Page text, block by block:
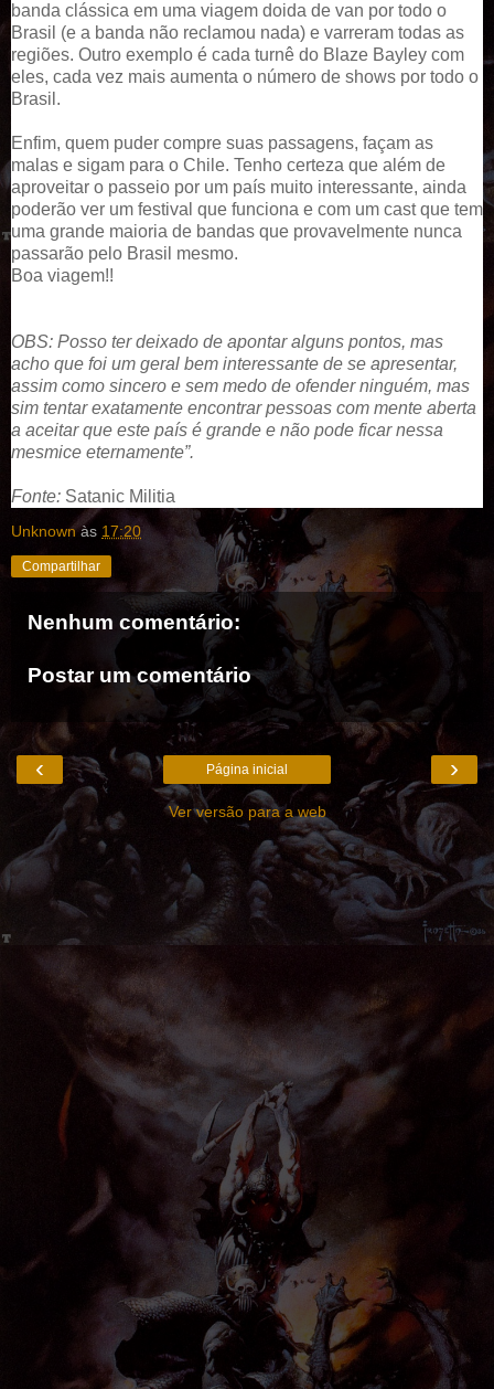
banda clássica em uma viagem doida de van por todo o
Brasil (e a banda não reclamou nada) e varreram todas as
regiões. Outro exemplo é cada turnê do Blaze Bayley com
eles, cada vez mais aumenta o número de shows por todo o
Brasil.
Enfim, quem puder compre suas passagens, façam as
malas e sigam para o Chile. Tenho certeza que além de
aproveitar o passeio por um país muito interessante, ainda
poderão ver um festival que funciona e com um cast que tem
uma grande maioria de bandas que provavelmente nunca
passarão pelo Brasil mesmo.
Boa viagem!!
OBS: Posso ter deixado de apontar alguns pontos, mas
acho que foi um geral bem interessante de se apresentar,
assim como sincero e sem medo de ofender ninguém, mas
sim tentar exatamente encontrar pessoas com mente aberta
a aceitar que este país é grande e não pode ficar nessa
mesmice eternamente”.
Fonte: Satanic Militia
Unknown às 17:20
Compartilhar
Nenhum comentário:
Postar um comentário
‹ ›
Página inicial
Ver versão para a web